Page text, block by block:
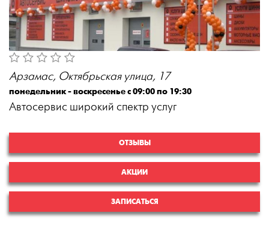
Арзамас, Октябрьская улица, 17
понедельник - воскресенье с 09:00 по 19:30
Автосервис широкий спектр услуг
ОТЗЫВЫ
АКЦИИ
ЗАПИСАТЬСЯ